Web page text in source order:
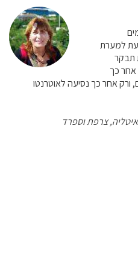
למערת
תבקר
אחר כך
ורק אחר כך נסיעה לאוטרנטו
צרפת וספרד